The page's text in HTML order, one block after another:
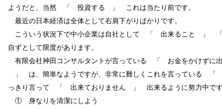
ようだと、当然 「 投資する 」 これは当たり前です。
最近の日本経済は全体として右肩下がりばかりです。
こういう状況下で中小企業は自社として 「 出来ること 」
自ずとして限度があります。
有限会社神田コンサルタントが言っている 「 お金をかけずに
」 は、簡単なようですが、非常に難しくこれを言っている
っきり言って 「 出来ておりません 」 出来るように努力中で
① 身なりを清潔にしよう